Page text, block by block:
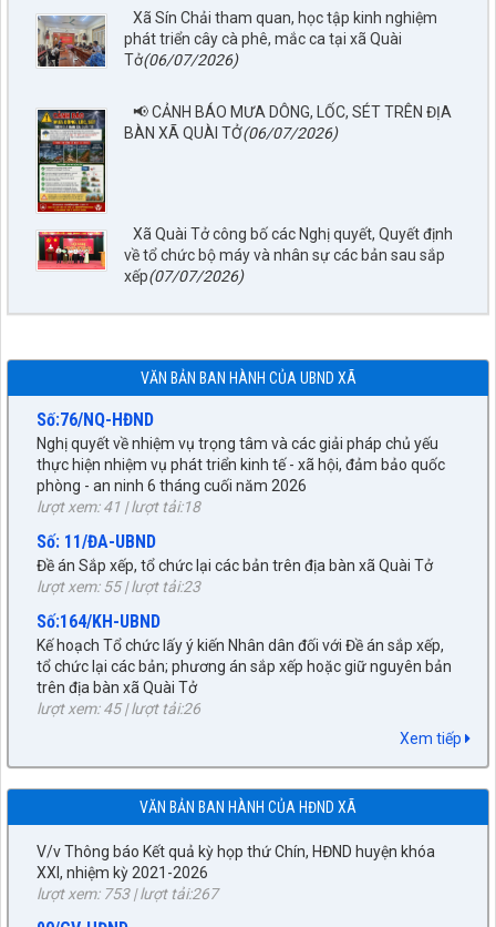
Xã Sín Chải tham quan, học tập kinh nghiệm
phát triển cây cà phê, mắc ca tại xã Quài
Tở(06/07/2026)
📢 CẢNH BÁO MƯA DÔNG, LỐC, SÉT TRÊN ĐỊA
BÀN XÃ QUÀI TỞ(06/07/2026)
Xã Quài Tở công bố các Nghị quyết, Quyết định
về tổ chức bộ máy và nhân sự các bản sau sắp
xếp(07/07/2026)
VĂN BẢN BAN HÀNH CỦA UBND XÃ
Số: 67/TB-UBND
Quài Tở, tỉnh Điện Biên đến năm 2045
lượt xem: 28 | lượt tải:1229
lượt xem: 43 | lượt tải:25
Số:76/NQ-HĐND
Nghị quyết về nhiệm vụ trọng tâm và các giải pháp chủ yếu
thực hiện nhiệm vụ phát triển kinh tế - xã hội, đảm bảo quốc
phòng - an ninh 6 tháng cuối năm 2026
lượt xem: 41 | lượt tải:18
Số: 11/ĐA-UBND
Đề án Sắp xếp, tổ chức lại các bản trên địa bàn xã Quài Tở
lượt xem: 55 | lượt tải:23
Số:164/KH-UBND
Kế hoạch Tổ chức lấy ý kiến Nhân dân đối với Đề án sắp xếp,
tổ chức lại các bản; phương án sắp xếp hoặc giữ nguyên bản
trên địa bàn xã Quài Tở
lượt xem: 45 | lượt tải:26
Số: 486/CV-TTPTQĐ-CNKV2
Dự thảo phương án bồi thường, hỗ trợ khi Nhà nước thu hồi
đất
lượt xem: 61 | lượt tải:48
Số:272/BC-UBND
Kết quả phối hợp giữa UBND xã với Thường trực HĐND xã
trong việc xử lý những vấn đề phát sinh từ sau kỳ họp thứ
Nhất HĐND xã đến nay
Xem tiếp
VĂN BẢN BAN HÀNH CỦA HĐND XÃ
27/NQ-HĐND
Về chủ trương sắp xếp đơn vị hành chính cấp xã trên địa bàn
huyện Tuần Giáo, tỉnh Điện Biên (gửi bản kèm Biên Bản kỳ
lượt xem: 296 | lượt tải:219
XXI, nhiệm kỳ 2021-2026
lượt xem: 753 | lượt tải:267